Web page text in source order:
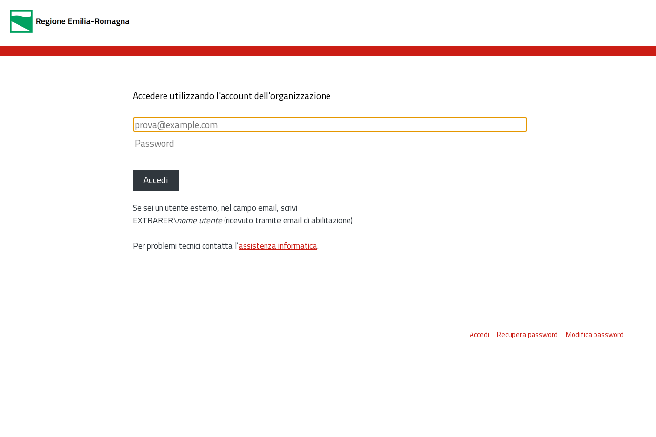
Accedere utilizzando l'account dell'organizzazione
Accedi
Se sei un utente esterno, nel campo email, scrivi
EXTRARER\nome utente(ricevuto tramite email di abilitazione)
Per problemi tecnici contatta l’assistenza informatica.
Accedi Recupera password Modifica password